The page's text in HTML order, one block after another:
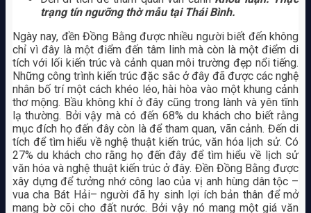
trạng tín ngưỡng thờ mẫu tại Thái Bình.
Ngày nay, đền Đồng Bằng được nhiều người biết đến không
chỉ vì đây là một điểm đến tâm linh mà còn là một điểm di
tích với lối kiến trúc và cảnh quan môi trường đẹp nổi tiếng.
Những công trình kiến trúc đặc sắc ở đây đã được các nghệ
nhân bố trí một cách khéo léo, hài hòa vào một khung cảnh
thơ mộng. Bầu không khí ở đây cũng trong lành và yên tĩnh
lạ thường. Bởi vậy mà có đến 68% du khách cho biết rằng
mục đích họ đến đây còn là để tham quan, vãn cảnh. Đến di
tích để tìm hiểu về nghệ thuật kiến trúc, văn hóa lịch sử. Có
27% du khách cho rằng họ đến đây để tìm hiểu về lịch sử
văn hóa và nghệ thuật kiến trúc ở đây. Đền Đồng Bằng được
xây dựng để tưởng nhớ công lao của vị anh hùng dân tộc –
vua cha Bát Hải– người đã hy sinh lợi ích bản thân để mở
mang bờ cõi cho đất nước. Bởi vậy nó mang một giá văn